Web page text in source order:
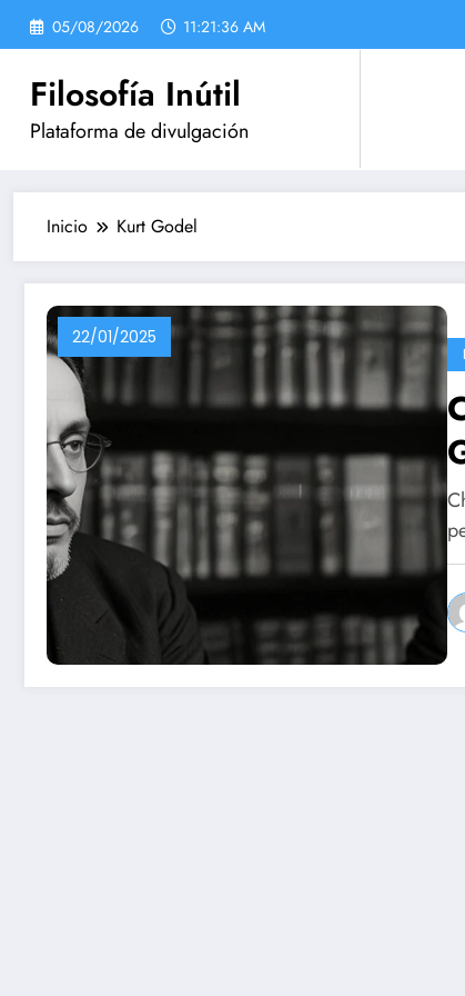
Saltar
05/08/2026 11:21:37 AM
Filosofía Inútil
Plataforma de divulgación
Inicio Kurt Godel
22/01/2025